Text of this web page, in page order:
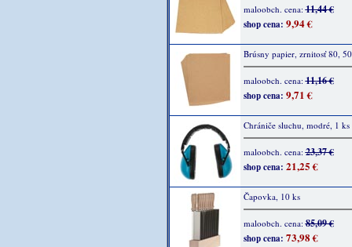
maloobch. cena:11,44 €
shop cena: 9,94 €
Brúsny papier, zrnitosť 80,
maloobch. cena:11,16 €
shop cena: 9,71 €
Chrániče sluchu, modré, 1 ks
maloobch. cena:23,37 €
shop cena: 21,25 €
Čapovka, 10 ks
maloobch. cena:85,09 €
shop cena: 73,98 €